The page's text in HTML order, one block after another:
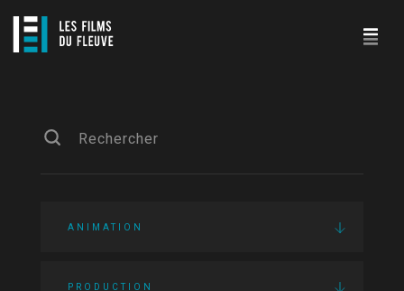
ANIMATION
PRODUCTION